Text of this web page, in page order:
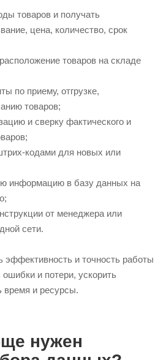
товаров и получать
цена, количество, срок
товаров на складе
по приему, отгрузке,
товаров;
и сверку фактического и
кодами для новых или
информацию в базу данных на
от менеджера или
сети.
эффективность и точность работы
и потери, ускорить
время и ресурсы.
нужен